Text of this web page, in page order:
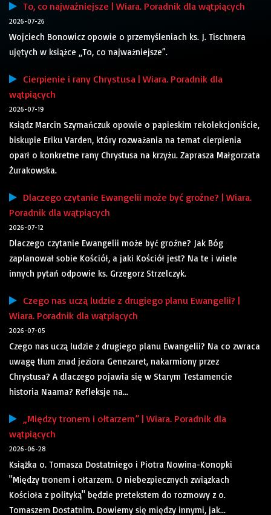
To, co najważniejsze | Wiara. Poradnik dla wątpiących
2026-07-26
Wojciech Bonowicz opowie o przemyśleniach ks. J. Tischnera
ujętych w książce „To, co najważniejsze”.
Cierpienie i rany Chrystusa | Wiara. Poradnik dla
wątpiących
2026-07-19
Ksiądz Marcin Szymańczuk opowie o papieskim rekolekcjoniście,
biskupie Eriku Varden, który rozważania na temat cierpienia
oparł o konkretne rany Chrystusa na krzyżu. Zaprasza Małgorzata
Żurakowska.
Dlaczego czytanie Ewangelii może być groźne? | Wiara.
Poradnik dla wątpiących
2026-07-12
Dlaczego czytanie Ewangelii może być groźne? Jak Bóg
zaplanował sobie Kościół, a jaki Kościół jest? Na te i wiele
innych pytań odpowie ks. Grzegorz Strzelczyk.
Czego nas uczą ludzie z drugiego planu Ewangelii? |
Wiara. Poradnik dla wątpiących
2026-07-05
Czego nas uczą ludzie z drugiego planu Ewangelii? Na co zwraca
uwagę tłum znad jeziora Genezaret, nakarmiony przez
Chrystusa? A dlaczego pojawia się w Starym Testamencie
historia Naama? Refleksje na...
„Między tronem i ołtarzem” | Wiara. Poradnik dla
wątpiących
2026-06-28
Książka o. Tomasza Dostatniego i Piotra Nowina-Konopki
"Między tronem i ołtarzem. O niebezpiecznych związkach
Kościoła z polityką" będzie pretekstem do rozmowy z o.
Tomaszem Dostatnim. Dowiemy się między innymi, jak...